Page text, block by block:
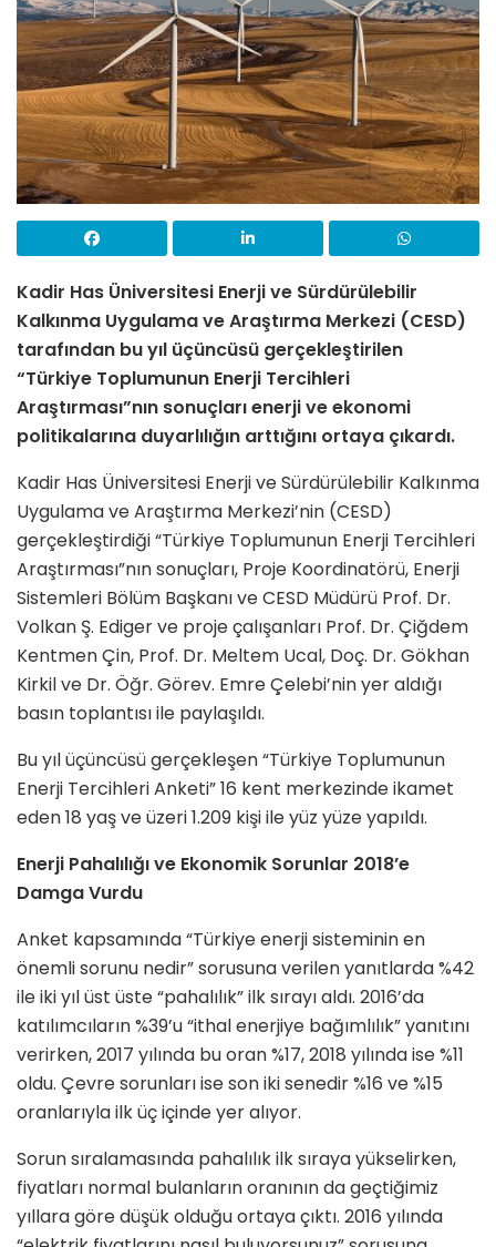
Kadir Has Üniversitesi Enerji ve Sürdürülebilir
Kalkınma Uygulama ve Araştırma Merkezi (CESD)
tarafından bu yıl üçüncüsü gerçekleştirilen
“Türkiye Toplumunun Enerji Tercihleri
Araştırması”nın sonuçları enerji ve ekonomi
politikalarına duyarlılığın arttığını ortaya çıkardı.
Kadir Has Üniversitesi Enerji ve Sürdürülebilir Kalkınma
Uygulama ve Araştırma Merkezi’nin (CESD)
gerçekleştirdiği “Türkiye Toplumunun Enerji Tercihleri
Araştırması”nın sonuçları, Proje Koordinatörü, Enerji
Sistemleri Bölüm Başkanı ve CESD Müdürü Prof. Dr.
Volkan Ş. Ediger ve proje çalışanları Prof. Dr. Çiğdem
Kentmen Çin, Prof. Dr. Meltem Ucal, Doç. Dr. Gökhan
Kirkil ve Dr. Öğr. Görev. Emre Çelebi’nin yer aldığı
basın toplantısı ile paylaşıldı.
Bu yıl üçüncüsü gerçekleşen “Türkiye Toplumunun
Enerji Tercihleri Anketi” 16 kent merkezinde ikamet
eden 18 yaş ve üzeri 1.209 kişi ile yüz yüze yapıldı.
Enerji Pahalılığı ve Ekonomik Sorunlar 2018’e
Damga Vurdu
Anket kapsamında “Türkiye enerji sisteminin en
önemli sorunu nedir” sorusuna verilen yanıtlarda %42
ile iki yıl üst üste “pahalılık” ilk sırayı aldı. 2016’da
katılımcıların %39’u “ithal enerjiye bağımlılık” yanıtını
verirken, 2017 yılında bu oran %17, 2018 yılında ise %11
oldu. Çevre sorunları ise son iki senedir %16 ve %15
oranlarıyla ilk üç içinde yer alıyor.
Sorun sıralamasında pahalılık ilk sıraya yükselirken,
fiyatları normal bulanların oranının da geçtiğimiz
yıllara göre düşük olduğu ortaya çıktı. 2016 yılında